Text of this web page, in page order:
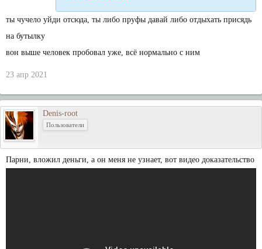
ты чучело уйди отсюда, ты либо пруфы давай либо отдыхать присядь
на бутылку
вон выше человек пробовал уже, всё нормально с ним
23 апр 2021
Denis-root
Пользователи
Парни, вложил деньги, а он меня не узнает, вот видео доказательство